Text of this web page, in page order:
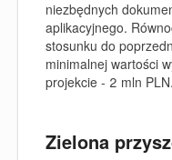
niezbędnych
aplikacyjnego.
stosunku do
minimalnej wartości
projekcie - 2 mln PLN.
Zielona